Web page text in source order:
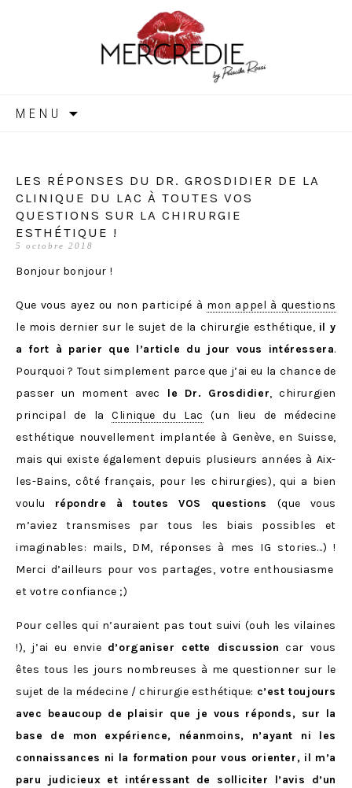
MERCREDIE
MENU
LES RÉPONSES DU DR. GROSDIDIER DE LA
CLINIQUE DU LAC À TOUTES VOS
QUESTIONS SUR LA CHIRURGIE
ESTHÉTIQUE !
5 octobre 2018
Bonjour bonjour !
Que vous ayez ou non participé à mon appel à questions
le mois dernier sur le sujet de la chirurgie esthétique, il y
a fort à parier que l’article du jour vous intéressera.
Pourquoi ? Tout simplement parce que j’ai eu la chance de
passer un moment avec
le Dr. Grosdidier, chirurgien
principal de laClinique du Lac
(un lieu de médecine
esthétique nouvellement implantée à Genève, en Suisse,
mais qui existe également depuis plusieurs années à Aix-
les-Bains, côté français, pour les chirurgies), qui a bien
voulu répondre à toutes VOS questions (que vous
m’aviez transmises par tous les biais possibles et
imaginables: mails, DM, réponses à mes IG stories…) !
Merci d’ailleurs pour vos partages, votre enthousiasme
et votre confiance ;)
Pour celles qui n’auraient pas tout suivi (ouh les vilaines
!), j’ai eu envie d’organiser cette discussion car vous
êtes tous les jours nombreuses à me questionner sur le
sujet de la médecine / chirurgie esthétique: c’est toujours
avec beaucoup de plaisir que je vous réponds, sur la
base de mon expérience, néanmoins, n’ayant ni les
connaissances ni la formation pour vous orienter, il m’a
paru judicieux et intéressant de solliciter l’avis d’un